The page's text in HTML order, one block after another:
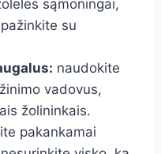
sąmoningai,
su
naudokite
vadovus,
žolininkais.
pakankamai